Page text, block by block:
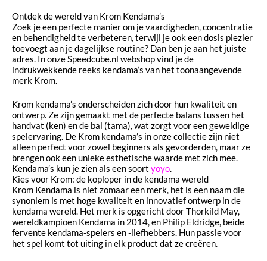
Ontdek de wereld van Krom Kendama’s
Zoek je een perfecte manier om je vaardigheden, concentratie
en behendigheid te verbeteren, terwijl je ook een dosis plezier
toevoegt aan je dagelijkse routine? Dan ben je aan het juiste
adres. In onze Speedcube.nl webshop vind je de
indrukwekkende reeks kendama’s van het toonaangevende
merk Krom.
Krom kendama’s onderscheiden zich door hun kwaliteit en
ontwerp. Ze zijn gemaakt met de perfecte balans tussen het
handvat (ken) en de bal (tama), wat zorgt voor een geweldige
spelervaring. De Krom kendama’s in onze collectie zijn niet
alleen perfect voor zowel beginners als gevorderden, maar ze
brengen ook een unieke esthetische waarde met zich mee.
Kendama’s kun je zien als een soort yoyo.
Kies voor Krom: de koploper in de kendama wereld
Krom Kendama is niet zomaar een merk, het is een naam die
synoniem is met hoge kwaliteit en innovatief ontwerp in de
kendama wereld. Het merk is opgericht door Thorkild May,
wereldkampioen Kendama in 2014, en Philip Eldridge, beide
fervente kendama-spelers en -liefhebbers. Hun passie voor
het spel komt tot uiting in elk product dat ze creëren.